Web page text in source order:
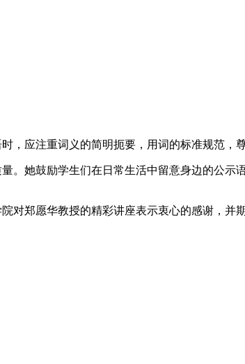
应注重词义的简明扼要，用词的标准规范，
。她鼓励学生们在日常生活中留意身边的公示
对郑愿华教授的精彩讲座表示衷心的感谢，并